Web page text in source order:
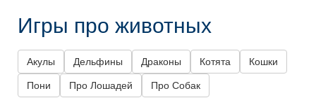
Игры про животных
Акулы Дельфины Драконы Котята Кошки
Пони Про Лошадей Про Собак